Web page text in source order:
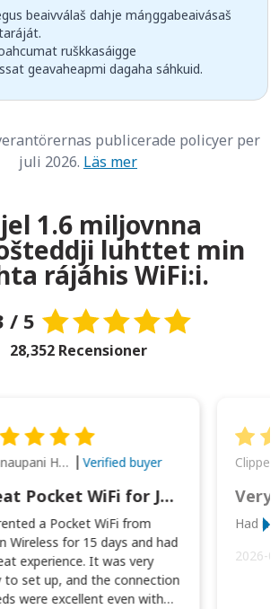
beaivválaš dahje máŋggabeaivásaš
ruškkasáigge
geavaheapmi dagaha sáhkuid.
publicerade policyer per
juli 2026. Läs mer
1.6 miljovnna
luhttet min
rájáhis WiFi:i.
/ 5
28,352 Recensioner
Whanaupani Henry Joseph Macown Verified buyer
Great Pocket WiFi for Japan Travel
a Pocket WiFi from
Wireless for 15 days and had
experience. It was very
to set up, and the connection
were excellent even with
Very
Had
2026-